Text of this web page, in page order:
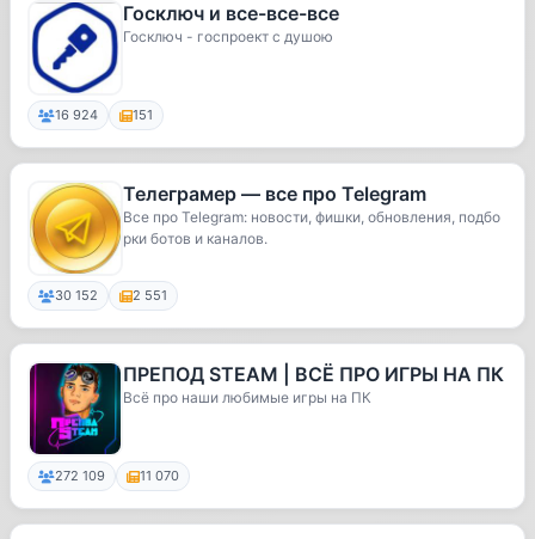
Госключ и все-все-все
Госключ - госпроект с душою
16 924 151
Телеграмер — все про Telegram
Все про Telegram: новости, фишки, обновления, подбо
рки ботов и каналов.
30 152 2 551
ПРЕПОД STEAM | ВСЁ ПРО ИГРЫ НА ПК
Всё про наши любимые игры на ПК
272 109 11 070